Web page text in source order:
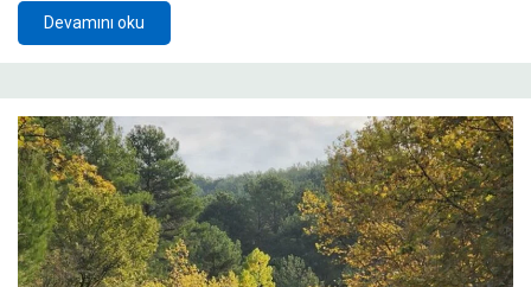
Devamını oku